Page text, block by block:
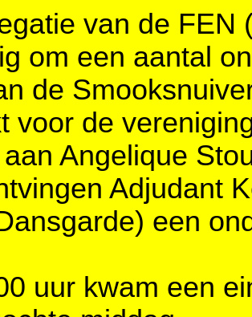
van de FEN
om een aantal
de
voor de
Angelique
Adjudant
een
uur kwam een